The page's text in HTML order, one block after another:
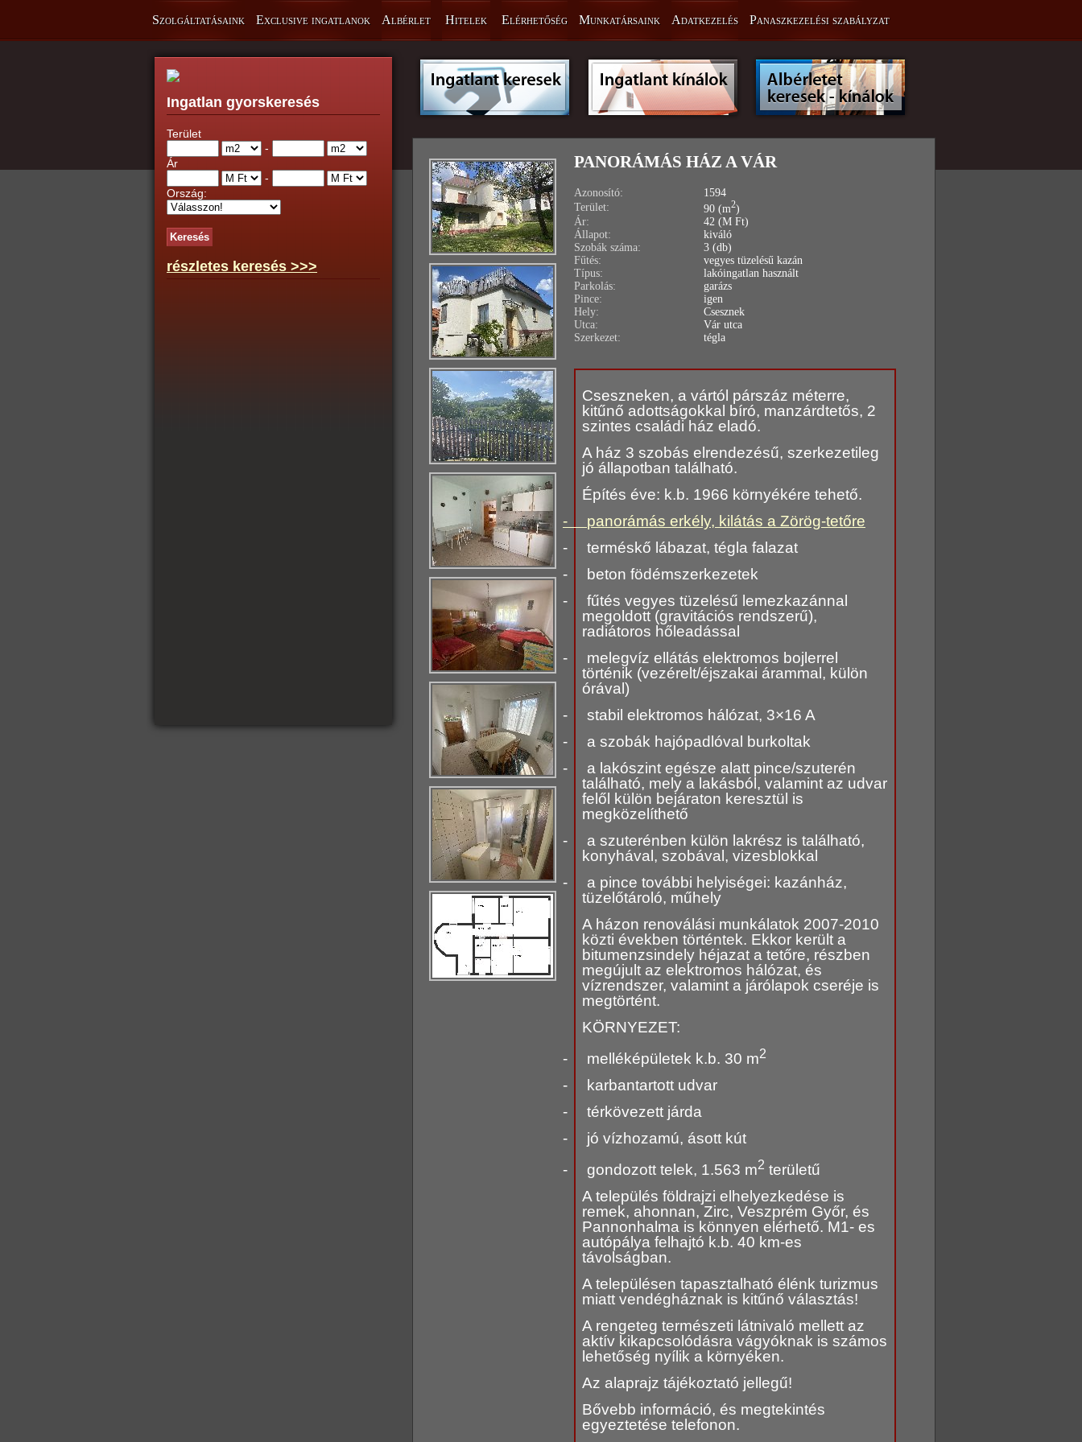
Szolgáltatásaink Exclusive ingatlanok Albérlet Hitelek Elérhetőség Munkatársaink Adatkezelés Panaszkezelési szabályzat
Ingatlan gyorskeresés
Terület
-
Ár
-
Ország:
részletes keresés >>>
PANORÁMÁS HÁZ A VÁR
Azonosító:
1594
Terület:
90 (m2)
Ár:
42 (M Ft)
Állapot:
kiváló
Szobák száma:
3 (db)
Fűtés:
vegyes tüzelésű kazán
Típus:
lakóingatlan használt
Parkolás:
garázs
Pince:
igen
Hely:
Csesznek
Utca:
Vár utca
Szerkezet:
tégla
Cseszneken, a vártól párszáz méterre,
kitűnő adottságokkal bíró, manzárdtetős, 2
szintes családi ház eladó.
A ház 3 szobás elrendezésű, szerkezetileg
jó állapotban található.
Építés éve: k.b. 1966 környékére tehető.
-
panorámás erkély, kilátás a Zörög-tetőre
-
terméskő lábazat, tégla falazat
-
beton födémszerkezetek
-
fűtés vegyes tüzelésű lemezkazánnal
megoldott (gravitációs rendszerű),
radiátoros hőleadással
-
melegvíz ellátás elektromos bojlerrel
történik (vezérelt/éjszakai árammal, külön
órával)
-
stabil elektromos hálózat, 3×16 A
-
a szobák hajópadlóval burkoltak
-
a lakószint egésze alatt pince/szuterén
található, mely a lakásból, valamint az udvar
felől külön bejáraton keresztül is
megközelíthető
-
a szuterénben külön lakrész is található,
konyhával, szobával, vizesblokkal
-
a pince további helyiségei: kazánház,
tüzelőtároló, műhely
A házon renoválási munkálatok 2007-2010
közti években történtek. Ekkor került a
bitumenzsindely héjazat a tetőre, részben
megújult az elektromos hálózat, és
vízrendszer, valamint a járólapok cseréje is
megtörtént.
KÖRNYEZET:
-
melléképületek k.b. 30 m2
-
karbantartott udvar
-
térkövezett járda
-
jó vízhozamú, ásott kút
-
gondozott telek, 1.563 m2 területű
A település földrajzi elhelyezkedése is
remek, ahonnan, Zirc, Veszprém Győr, és
Pannonhalma is könnyen elérhető. M1- es
autópálya felhajtó k.b. 40 km-es
távolságban.
A településen tapasztalható élénk turizmus
miatt vendégháznak is kitűnő választás!
A rengeteg természeti látnivaló mellett az
aktív kikapcsolódásra vágyóknak is számos
lehetőség nyílik a környéken.
Az alaprajz tájékoztató jellegű!
Bővebb információ, és megtekintés
egyeztetése telefonon.